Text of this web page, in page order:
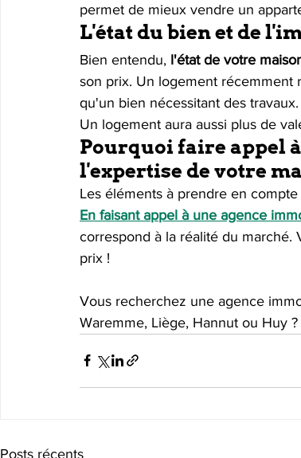
permet de mieux vendre un
L'état du bien et de
Bien entendu, l'état de votre
son prix. Un logement récemment
qu'un bien nécessitant des travaux.
Un logement aura aussi plus de
Pourquoi faire appel
l'expertise de votre
Les éléments à prendre en
En faisant appel à une agence
correspond à la réalité du
prix !
Vous recherchez une agence
Waremme, Liège, Hannut ou Huy ?
Posts récents